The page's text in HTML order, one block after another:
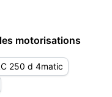
motorisations
250 d 4matic